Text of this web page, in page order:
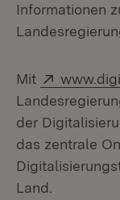
Informationen
Mit Extern:
der
das zentrale
Land.